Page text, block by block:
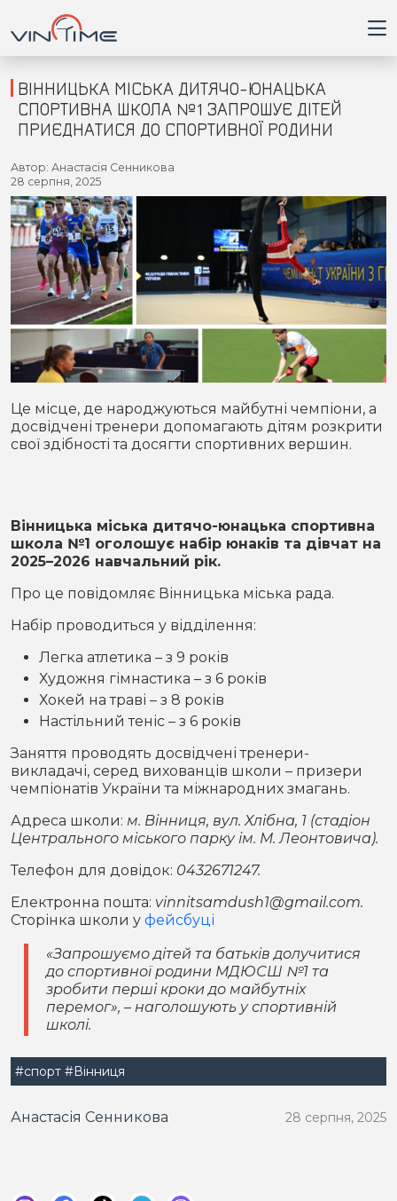
Головна
Війна
Новини
Кримінал
Здоров'я
Приватна думка
В кулуарах
Місто
Життя
Конфлікти
Партнери
Спорт
Спорт
Футбол
ВІННИЦЬКА МІСЬКА ДИТЯЧО-ЮНАЦЬКА
СПОРТИВНА ШКОЛА №1 ЗАПРОШУЄ ДІТЕЙ
ПРИЄДНАТИСЯ ДО СПОРТИВНОЇ РОДИНИ
Автор: Анастасія Сенникова
28 серпня, 2025
Це місце, де народжуються майбутні чемпіони, а
досвідчені тренери допомагають дітям розкрити
свої здібності та досягти спортивних вершин.
Вінницька міська дитячо-юнацька спортивна
школа №1 оголошує набір юнаків та дівчат на
2025–2026 навчальний рік.
Про це повідомляє Вінницька міська рада.
Набір проводиться у відділення:
Легка атлетика – з 9 років
Художня гімнастика – з 6 років
Хокей на траві – з 8 років
Настільний теніс – з 6 років
Заняття проводять досвідчені тренери-
викладачі, серед вихованців школи – призери
чемпіонатів України та міжнародних змагань.
Адреса школи: м. Вінниця, вул. Хлібна, 1 (стадіон
Центрального міського парку ім. М. Леонтовича).
Телефон для довідок: 0432671247.
Електронна пошта: vinnitsamdush1@gmail.com.
Сторінка школи у фейсбуці
«Запрошуємо дітей та батьків долучитися
до спортивної родини МДЮСШ №1 та
зробити перші кроки до майбутніх
перемог», – наголошують у спортивній
школі.
#спорт #Вінниця
Анастасія Сенникова 28 серпня, 2025